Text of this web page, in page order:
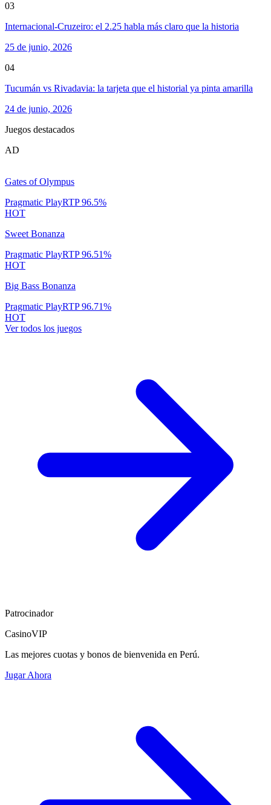
03
Internacional-Cruzeiro: el 2.25 habla más claro que la historia
25 de junio, 2026
04
Tucumán vs Rivadavia: la tarjeta que el historial ya pinta amarilla
24 de junio, 2026
Juegos destacados
AD
Gates of Olympus
Pragmatic PlayRTP96.5%
HOT
Sweet Bonanza
Pragmatic PlayRTP96.51%
HOT
Big Bass Bonanza
Pragmatic PlayRTP96.71%
HOT
Ver todos los juegos
Patrocinador
CasinoVIP
Las mejores cuotas y bonos de bienvenida en Perú.
Jugar Ahora